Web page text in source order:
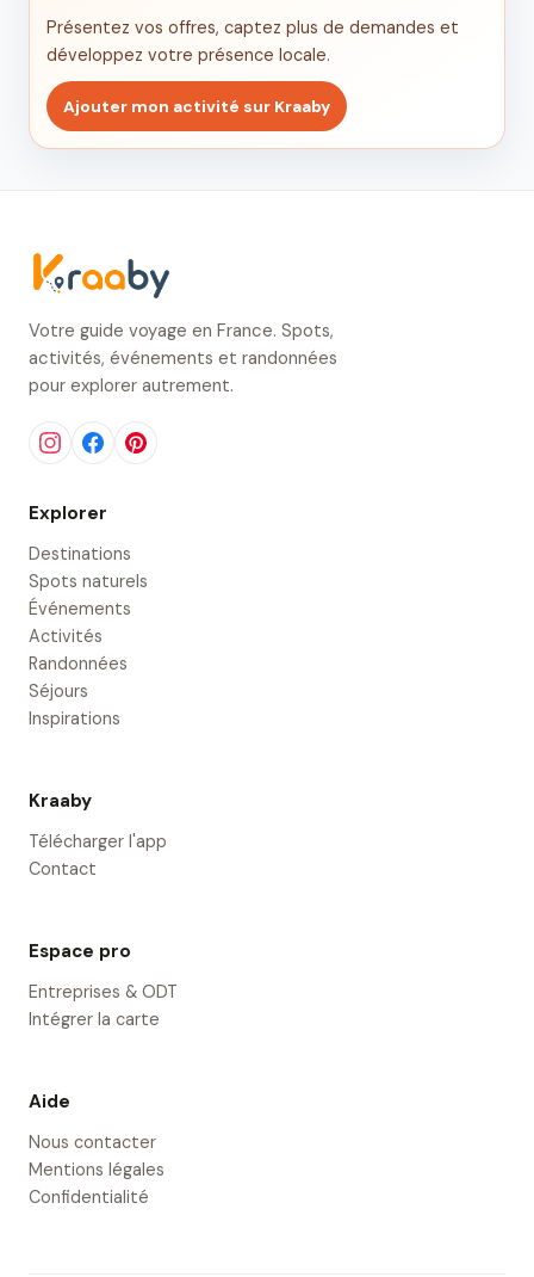
Présentez vos offres, captez plus de demandes et
développez votre présence locale.
Ajouter mon activité sur Kraaby
Votre guide voyage en France. Spots,
activités, événements et randonnées
pour explorer autrement.
Explorer
Destinations
Spots naturels
Événements
Activités
Randonnées
Séjours
Inspirations
Kraaby
Télécharger l'app
Contact
Espace pro
Entreprises & ODT
Intégrer la carte
Aide
Nous contacter
Mentions légales
Confidentialité